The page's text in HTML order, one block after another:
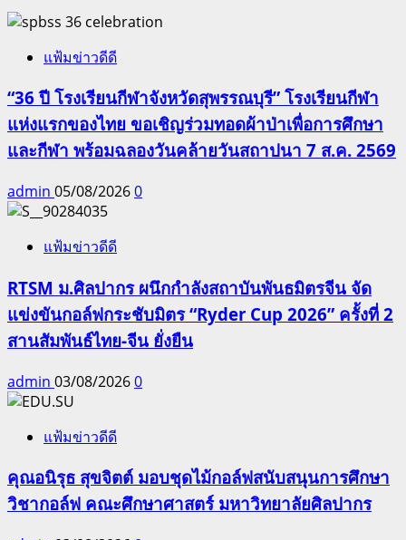
แฟ้มข่าวดีดี
“36 ปี โรงเรียนกีฬาจังหวัดสุพรรณบุรี” โรงเรียนกีฬา
แห่งแรกของไทย ขอเชิญร่วมทอดผ้าป่าเพื่อการศึกษา
และกีฬา พร้อมฉลองวันคล้ายวันสถาปนา 7 ส.ค. 2569
admin 05/08/20260
แฟ้มข่าวดีดี
RTSM ม.ศิลปากร ผนึกกำลังสถาบันพันธมิตรจีน จัด
แข่งขันกอล์ฟกระชับมิตร “Ryder Cup 2026” ครั้งที่ 2
สานสัมพันธ์ไทย-จีน ยั่งยืน
admin 03/08/20260
แฟ้มข่าวดีดี
คุณอนิรุธ สุขจิตต์ มอบชุดไม้กอล์ฟสนับสนุนการศึกษา
วิชากอล์ฟ คณะศึกษาศาสตร์ มหาวิทยาลัยศิลปากร